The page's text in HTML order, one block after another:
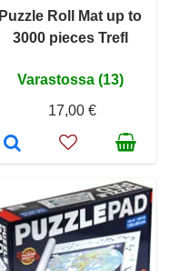
Puzzle Roll Mat up to
3000 pieces Trefl
Varastossa (13)
17,00 €